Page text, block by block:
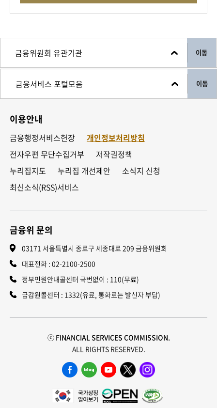
이동
이동
이용안내
금융행정서비스헌장
개인정보처리방침
전자우편 무단수집거부
저작권정책
누리집지도
누리집 개선제안
소식지 신청
최신소식(RSS)서비스
금융위 문의
03171 서울특별시 종로구 세종대로 209 금융위원회
대표전화 : 02-2100-2500
정부민원안내콜센터 국번없이 : 110(무료)
금감원콜센터 : 1332(유료, 통화료는 발신자 부담)
ⓒ FINANCIAL SERVICES COMMISSION.
ALL RIGHTS RESERVED.